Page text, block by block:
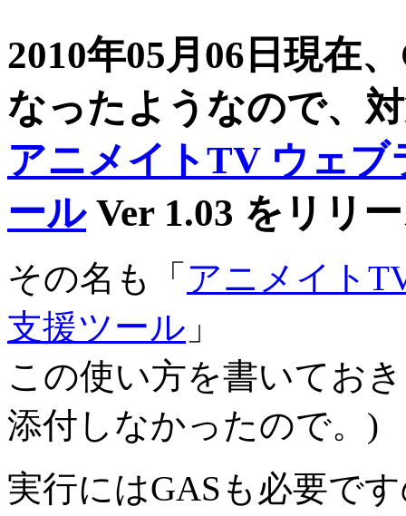
2010年05月06日現在
なったようなので、
アニメイトTV ウェ
ールVer 1.03 をリリ
その名も「 アニメイト
支援ツール 」
この使い方を書いてお
添付しなかったので。)
実行にはGASも必要で